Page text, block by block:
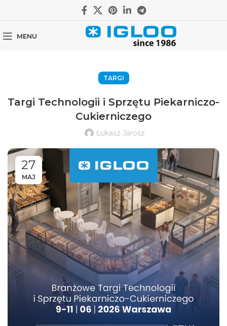
MENU
TARGI
Targi Technologii i Sprzętu Piekarniczo-
Cukierniczego
Łukasz Jarosz
27
MAJ